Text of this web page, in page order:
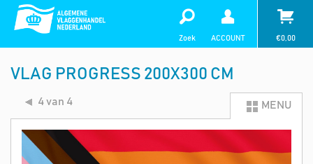
Zoek ACCOUNT €0,00
VLAG PROGRESS 200X300 CM
4 van 4 MENU